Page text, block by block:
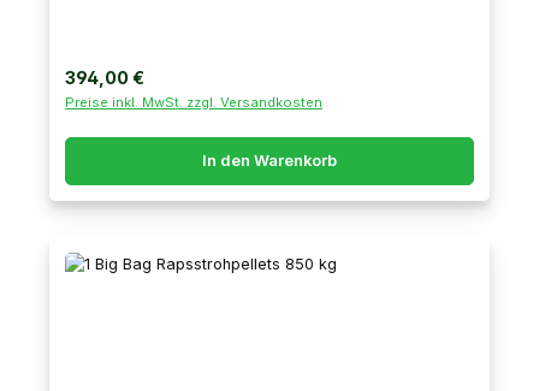
Regulärer Preis:
394,00 €
Preise inkl. MwSt. zzgl. Versandkosten
In den Warenkorb